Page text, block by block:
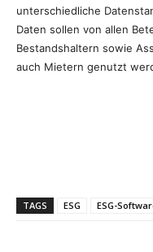
unterschiedliche
Daten sollen von allen
Bestandshaltern sowie
auch Mietern genutzt
TAGS ESG ESG-